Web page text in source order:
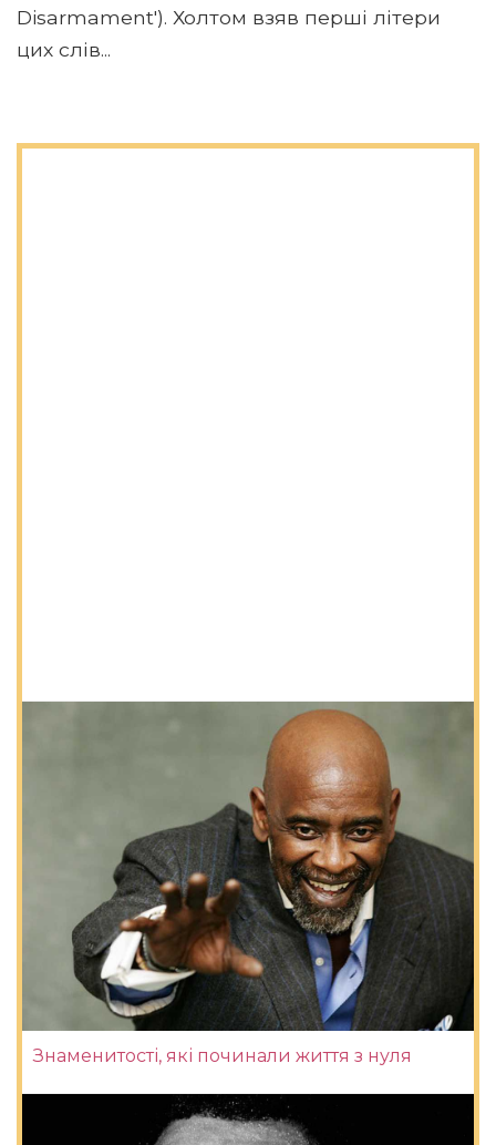
Disarmament'). Холтом взяв перші літери
цих слів...
Знаменитості, які починали життя з нуля